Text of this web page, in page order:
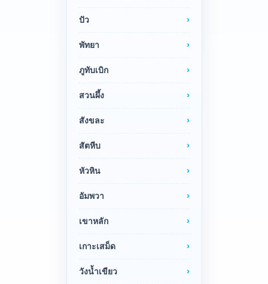
ปัว
พัทยา
ภูทับเบิก
สวนผึ้ง
สังขละ
สัตหีบ
หัวหิน
อัมพวา
เขาหลัก
เกาะเสม็ด
วังน้ำเขียว